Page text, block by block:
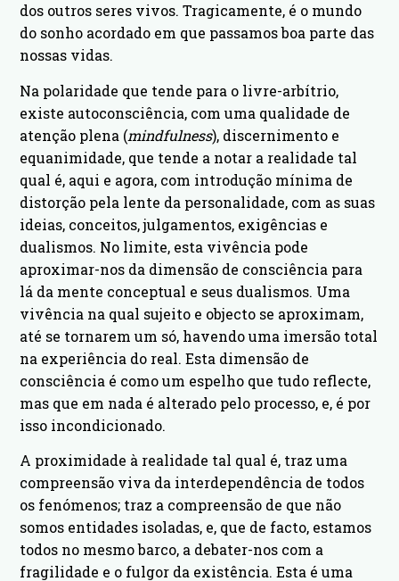
dos outros seres vivos. Tragicamente, é o mundo
do sonho acordado em que passamos boa parte das
nossas vidas.
Na polaridade que tende para o livre-arbítrio,
existe autoconsciência, com uma qualidade de
atenção plena (mindfulness), discernimento e
equanimidade, que tende a notar a realidade tal
qual é, aqui e agora, com introdução mínima de
distorção pela lente da personalidade, com as suas
ideias, conceitos, julgamentos, exigências e
dualismos. No limite, esta vivência pode
aproximar-nos da dimensão de consciência para
lá da mente conceptual e seus dualismos. Uma
vivência na qual sujeito e objecto se aproximam,
até se tornarem um só, havendo uma imersão total
na experiência do real. Esta dimensão de
consciência é como um espelho que tudo reflecte,
mas que em nada é alterado pelo processo, e, é por
isso incondicionado.
A proximidade à realidade tal qual é, traz uma
compreensão viva da interdependência de todos
os fenómenos; traz a compreensão de que não
somos entidades isoladas, e, que de facto, estamos
todos no mesmo barco, a debater-nos com a
fragilidade e o fulgor da existência. Esta é uma